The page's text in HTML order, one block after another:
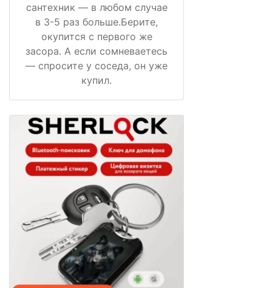
сантехник — в любом случае
в 3-5 раз больше.Берите,
окупится с первого же
засора. А если сомневаетесь
— спросите у соседа, он уже
купил.